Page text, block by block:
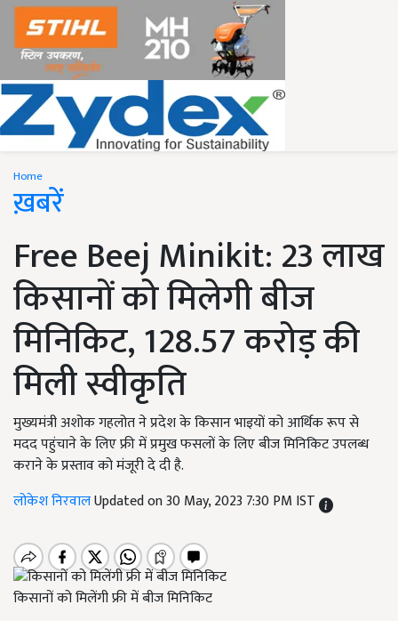
Home
ख़बरें
Free Beej Minikit: 23 लाख
किसानों को मिलेगी बीज
मिनिकिट, 128.57 करोड़ की
मिली स्वीकृति
मुख्यमंत्री अशोक गहलोत ने प्रदेश के किसान भाइयों को आर्थिक रूप से
मदद पहुंचाने के लिए फ्री में प्रमुख फसलों के लिए बीज मिनिकिट उपलब्ध
कराने के प्रस्ताव को मंजूरी दे दी है.
लोकेश निरवालUpdated on 30 May, 2023 7:30 PM IST
किसानों को मिलेंगी फ्री में बीज मिनिकिट